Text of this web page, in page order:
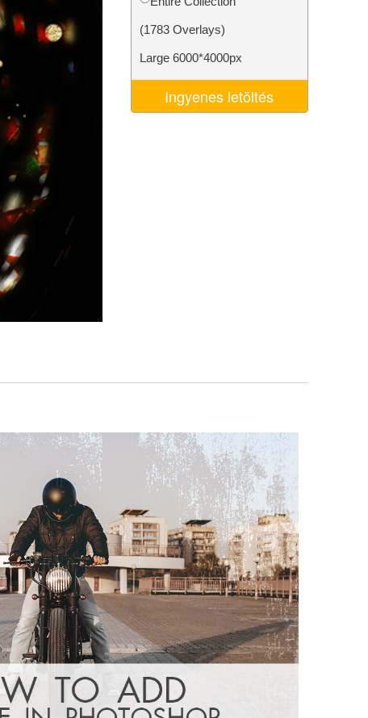
(1783 Overlays)
Large 6000*4000px
Ingyenes letöltés